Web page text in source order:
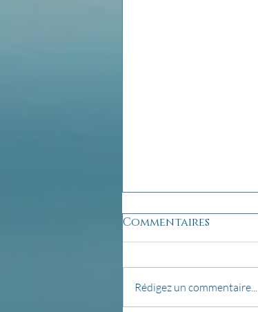
Détox...
Commentaires
Rédigez un commentaire...